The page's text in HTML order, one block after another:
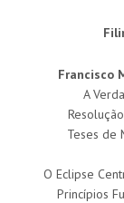
Francisco
A
Teses de
O Eclipse
Princípios